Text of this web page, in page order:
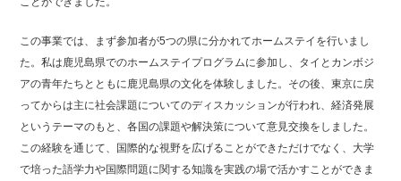
この事業では、まず参加者が5つの県に分かれてホームステイを行いまし
た。私は鹿児島県でのホームステイプログラムに参加し、タイとカンボジ
アの青年たちとともに鹿児島県の文化を体験しました。その後、東京に戻
ってからは主に社会課題についてのディスカッションが行われ、経済発展
というテーマのもと、各国の課題や解決策について意見交換をしました。
この経験を通じて、国際的な視野を広げることができただけでなく、大学
で培った語学力や国際問題に関する知識を実践の場で活かすことができま